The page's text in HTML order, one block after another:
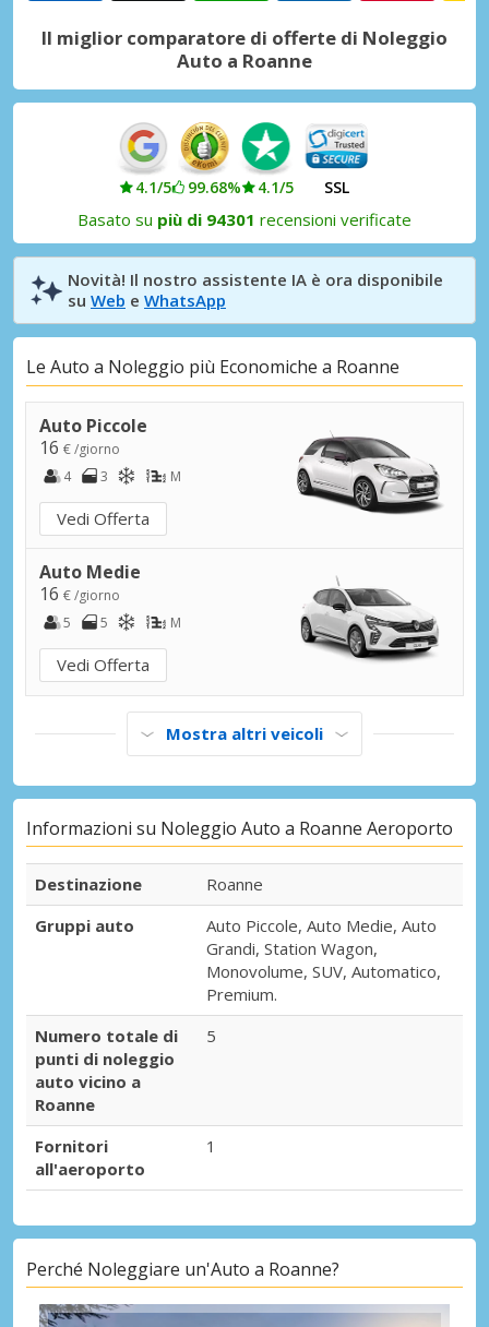
Il miglior comparatore di offerte di Noleggio
Auto a Roanne
4.1/5 99.68% 4.1/5 SSL
Basato su più di 94301 recensioni verificate
Novità! Il nostro assistente IA è ora disponibile
su Web e WhatsApp
Le Auto a Noleggio più Economiche a Roanne
Auto Piccole
16 € /giorno
4
3 M
Vedi Offerta
Auto Medie
16 € /giorno
5
5 M
Vedi Offerta
Mostra altri veicoli
Informazioni su Noleggio Auto a Roanne Aeroporto
Destinazione
Roanne
Gruppi auto
Auto Piccole, Auto Medie, Auto
Grandi, Station Wagon,
Monovolume, SUV, Automatico,
Premium.
Numero totale di
punti di noleggio
auto vicino a
Roanne
5
Fornitori
all'aeroporto
1
Perché Noleggiare un'Auto a Roanne?